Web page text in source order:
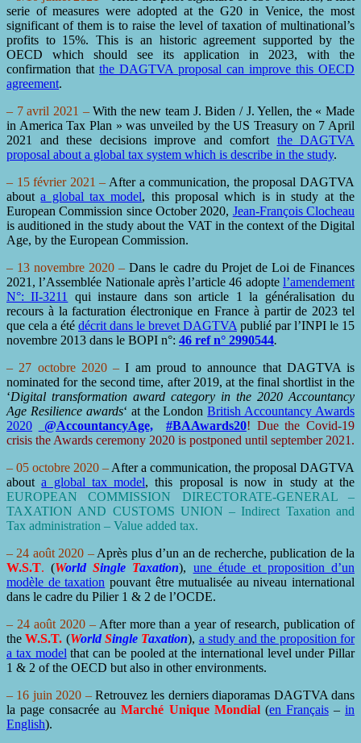
serie of measures were adopted at the G20 in Venice, the most
significant of them is to raise the level of taxation of multinational’s
profits to 15%. This is an historic agreement supported by the
OECD which should see its application in 2023, with the
confirmation that the DAGTVA proposal can improve this OECD
agreement.
– 7 avril 2021 –With the new team J. Biden / J. Yellen, the « Made
in America Tax Plan » was unveiled by the US Treasury on 7 April
2021 and these decisions improve and comfort the DAGTVA
proposal about a global tax system which is describe in the study.
– 15 février 2021 – After a communication, the proposal DAGTVA
abouta global tax model, this proposal which is in study at the
European Commission since October 2020, Jean-François Clocheau
is auditioned in the study about the VAT in the context of the Digital
Age, by the European Commission.
– 13 novembre 2020 – Dans le cadre du Projet de Loi de Finances
2021, l’Assemblée Nationale après l’article 46 adopte l’amendement
N°: II-3211
qui instaure dans son article 1 la généralisation du
recours à la facturation électronique en France à partir de 2023 tel
que cela a été décrit dans le brevet DAGTVA publié par l’INPI le 15
novembre 2013 dans le BOPI n°: 46 ref n° 2990544.
– 27 octobre 2020 – I am proud to announce that DAGTVA is
nominated for the second time, after 2019, at the final shortlist in the
‘Digital transformation award category in the 2020 Accountancy
Age Resilience awards‘ at the LondonBritish Accountancy Awards
2020
@AccountancyAge, #BAAwards20! Due the Covid-19
crisis the Awards ceremony 2020 is postponed until september 2021.
– 05 octobre 2020 – After a communication, the proposal DAGTVA
abouta global tax model, this proposal is now in study at the
EUROPEAN COMMISSION DIRECTORATE-GENERAL –
TAXATION AND CUSTOMS UNION – Indirect Taxation and
Tax administration – Value added tax.
– 24 août 2020 –Après plus d’un an de recherche, publication de la
W.S.T. (WorldSingle Taxation), une étude et proposition d’un
modèle de taxation pouvant être mutualisée au niveau international
dans le cadre du Pilier 1 & 2 de l’OCDE.
– 24 août 2020 –After more than a year of research, publication of
theW.S.T. (World Single Taxation), a study and the proposition for
a tax model that can be pooled at the international level under Pillar
1 & 2 of the OECD but also in other environments.
– 16 juin 2020 –Retrouvez les derniers diaporamas DAGTVA dans
la page consacrée auMarché Unique Mondial(en Français–in
English).